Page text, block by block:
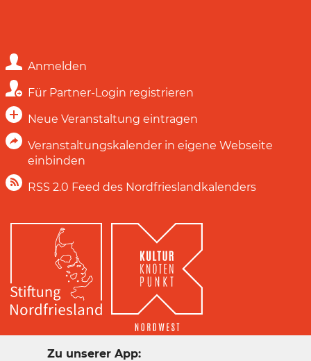
Anmelden
Für Partner-Login registrieren
Neue Veranstaltung eintragen
Veranstaltungskalender in eigene Webseite
einbinden
RSS 2.0 Feed des Nordfrieslandkalenders
Zu unserer App: